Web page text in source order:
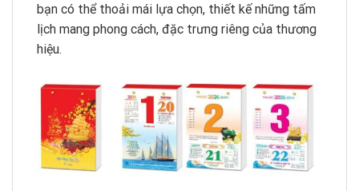
bạn có thể thoải mái lựa chọn, thiết kế những tấm
lịch mang phong cách, đặc trưng riêng của thương
hiệu.